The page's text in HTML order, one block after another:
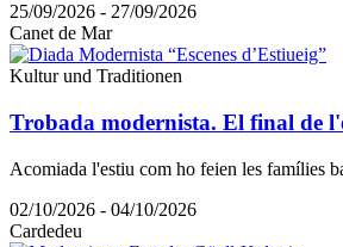
25/09/2026 - 27/09/2026
Canet de Mar
Kultur und Traditionen
Trobada modernista. El final de
Acomiada l'estiu com ho feien les famílies
02/10/2026 - 04/10/2026
Cardedeu